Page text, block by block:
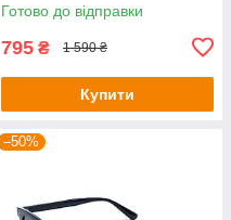
Готово до відправки
795 ₴ 1 590 ₴
Купити
–50%